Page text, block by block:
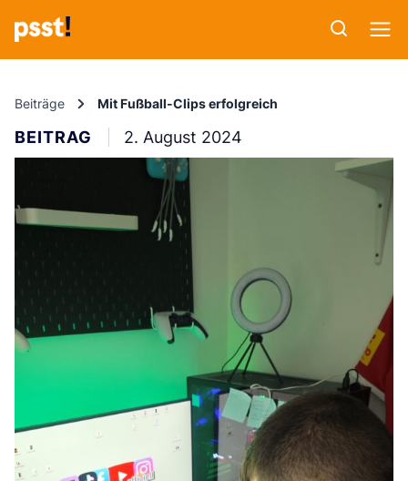
Beiträge Mit Fußball-Clips erfolgreich
BEITRAG 2. August 2024